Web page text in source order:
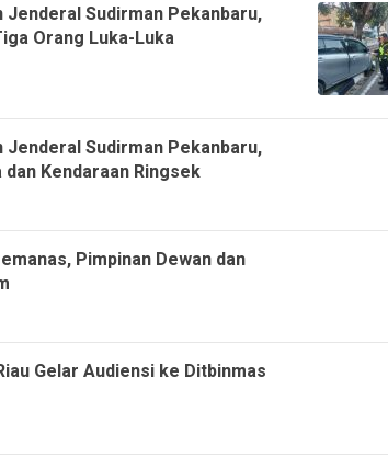
Sudirman Pekanbaru,
Orang Luka-Luka
Sudirman Pekanbaru,
Kendaraan Ringsek
Pimpinan Dewan dan
Gelar Audiensi ke Ditbinmas